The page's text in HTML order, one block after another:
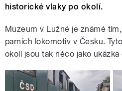
historické vlaky po okolí.
Muzeum v Lužné je známé
parních lokomotiv v Česku.
okolí jsou tak něco jako ukázka